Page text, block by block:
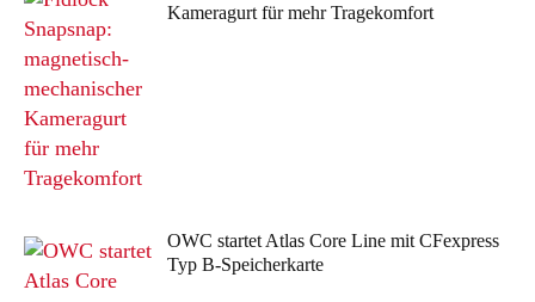
Kameragurt für mehr Tragekomfort
OWC startet Atlas Core Line mit CFexpress
Typ B-Speicherkarte